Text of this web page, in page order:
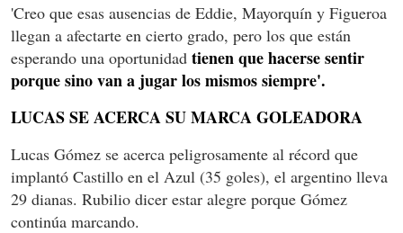
'Creo que esas ausencias de Eddie, Mayorquín y Figueroa
llegan a afectarte en cierto grado, pero los que están
esperando una oportunidad tienen que hacerse sentir
porque sino van a jugar los mismos siempre'.
LUCAS SE ACERCA SU MARCA GOLEADORA
Lucas Gómez se acerca peligrosamente al récord que
implantó Castillo en el Azul (35 goles), el argentino lleva
29 dianas. Rubilio dicer estar alegre porque Gómez
continúa marcando.